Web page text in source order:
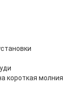
короткая молния